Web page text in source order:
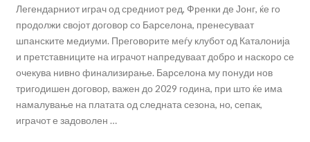
Легендарниот играч од средниот ред, Френки де Јонг, ќе го
продолжи својот договор со Барселона, пренесуваат
шпанските медиуми. Преговорите меѓу клубот од Каталонија
и претставниците на играчот напредуваат добро и наскоро се
очекува нивно финализирање. Барселона му понуди нов
тригодишен договор, важен до 2029 година, при што ќе има
намалување на платата од следната сезона, но, сепак,
играчот е задоволен …